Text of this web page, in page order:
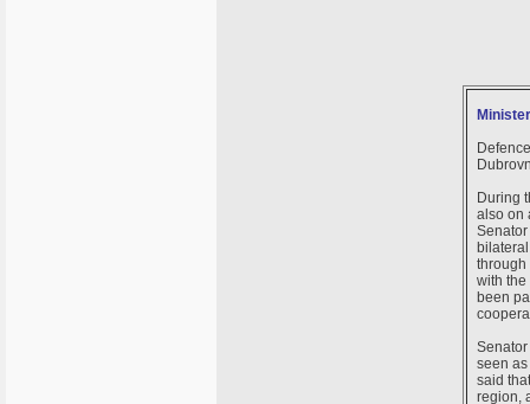
During
also on
through
with the
been
seen
said
region,